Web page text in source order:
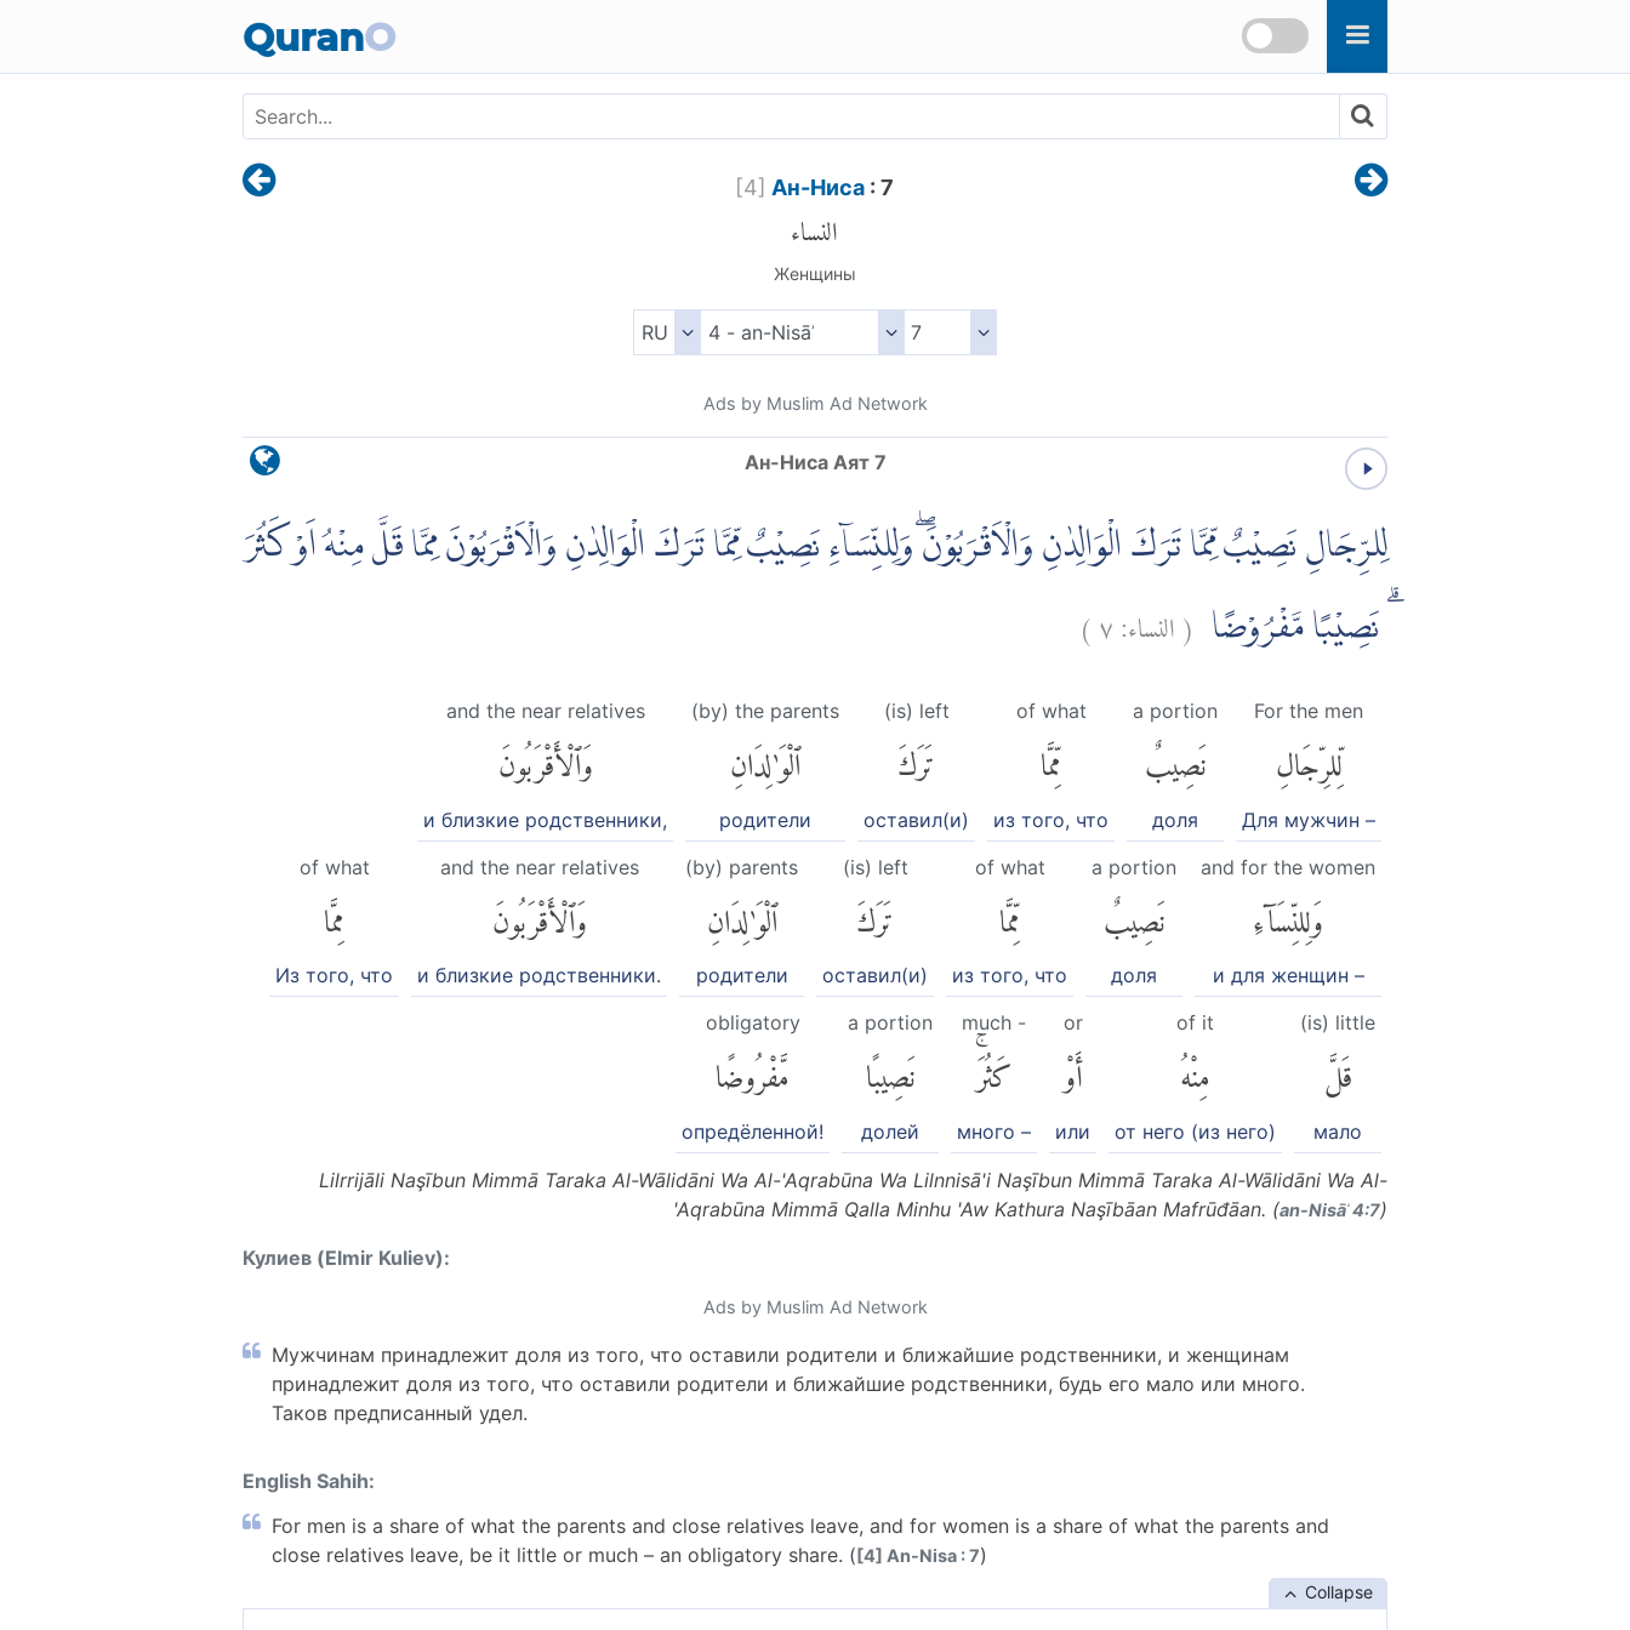
QuranO
[4] Ан-Ниса : 7
النساء
Женщины
Ads by Muslim Ad Network
Ан-Ниса Аят 7
لِلرِّجَالِ نَصِيْبٌ مِّمَّا تَرَكَ الْوَالِدٰنِ وَالْاَقْرَبُوْنَۖ وَلِلنِّسَاۤءِ نَصِيْبٌ مِّمَّا تَرَكَ الْوَالِدٰنِ وَالْاَقْرَبُوْنَ مِمَّا قَلَّ مِنْهُ اَوْ كَثُرَ
ۗ نَصِيْبًا مَّفْرُوْضًا (النساء:٧)
For the men
لِّلرِّجَالِ
Для мужчин –
a portion
نَصِيبٌ
доля
of what
مِّمَّا
из того, что
(is) left
تَرَكَ
оставил(и)
(by) the parents
ٱلْوَٰلِدَانِ
родители
and the near relatives
وَٱلْأَقْرَبُونَ
и близкие родственники,
and for the women
وَلِلنِّسَآءِ
и для женщин –
a portion
نَصِيبٌ
доля
of what
مِّمَّا
из того, что
(is) left
تَرَكَ
оставил(и)
(by) parents
ٱلْوَٰلِدَانِ
родители
and the near relatives
وَٱلْأَقْرَبُونَ
и близкие родственники.
of what
مِمَّا
Из того, что
(is) little
قَلَّ
мало
of it
مِنْهُ
от него (из него)
or
أَوْ
или
much -
كَثُرَۚ
много –
a portion
نَصِيبًا
долей
obligatory
مَّفْرُوضًا
опредёленной!
Lilrrijāli Naşībun Mimmā Taraka Al-Wālidāni Wa Al-'Aqrabūna Wa Lilnnisā'i Naşībun Mimmā Taraka Al-Wālidāni Wa Al-
'Aqrabūna Mimmā Qalla Minhu 'Aw Kathura Naşībāan Mafrūđāan. (an-Nisāʾ 4:7)
Кулиев (Elmir Kuliev):
Ads by Muslim Ad Network
Мужчинам принадлежит доля из того, что оставили родители и ближайшие родственники, и женщинам
принадлежит доля из того, что оставили родители и ближайшие родственники, будь его мало или много.
Таков предписанный удел.
English Sahih:
For men is a share of what the parents and close relatives leave, and for women is a share of what the parents and
close relatives leave, be it little or much – an obligatory share. ([4] An-Nisa : 7)
Collapse